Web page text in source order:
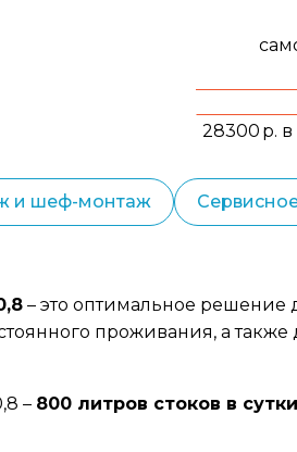
28300 р.
и шеф-монтаж
– это оптимальное решение
проживания, а также
– 800 литров стоков в сутки